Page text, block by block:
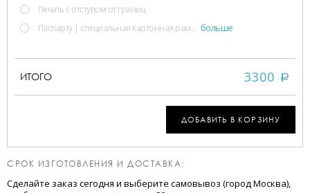
Печать с отступом от границ
Паспарту| специальная картонная рам... больше
ИТОГО 3300 a
ДОБАВИТЬ В КОРЗИНУ
СРОК ИЗГОТОВЛЕНИЯ И ДОСТАВКА:
Сделайте заказ сегодня и выберите самовывоз (город Москва),